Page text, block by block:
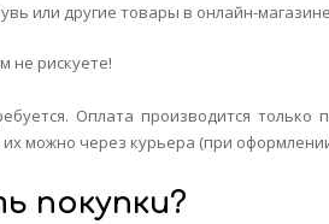
или другие товары в онлайн-
не рискуете!
Оплата производится
их можно через курьера (при
покупки?